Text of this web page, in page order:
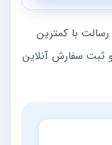
با کمترین
ثبت سفارش آنلاین